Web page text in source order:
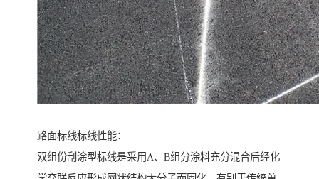
路面标线标线性能：
双组份刮涂型标线是采用A、B组分涂料充分混合后经化